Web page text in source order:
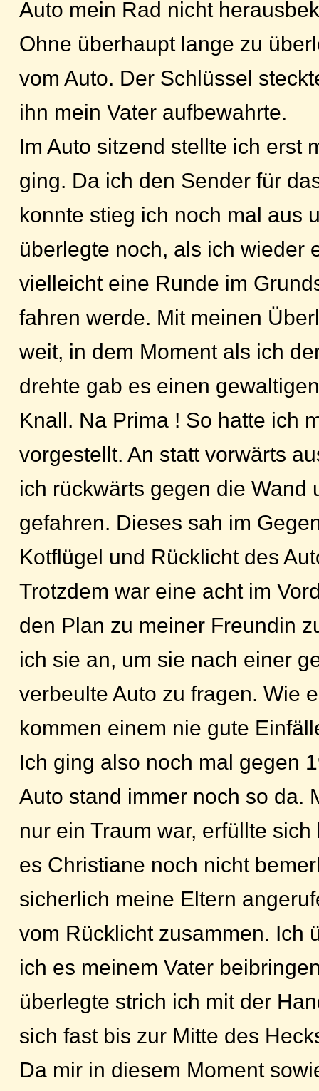
Auto mein Rad nicht
Ohne überhaupt lange zu
vom Auto. Der Schlüssel
ihn mein Vater aufbewahrte.
Im Auto sitzend stellte ich erst
ging. Da ich den Sender für
konnte stieg ich noch mal aus
überlegte noch, als ich wieder
vielleicht eine Runde im
fahren werde. Mit meinen
weit, in dem Moment als ich
drehte gab es einen
Knall. Na Prima ! So hatte ich
vorgestellt. An statt vorwärts
ich rückwärts gegen die Wand
gefahren. Dieses sah im
Kotflügel und Rücklicht des
Trotzdem war eine acht im
den Plan zu meiner Freundin
ich sie an, um sie nach einer
verbeulte Auto zu fragen. Wie
kommen einem nie gute
Ich ging also noch mal gegen
Auto stand immer noch so da.
nur ein Traum war, erfüllte
es Christiane noch nicht
sicherlich meine Eltern
vom Rücklicht zusammen. Ich
ich es meinem Vater
überlegte strich ich mit der
sich fast bis zur Mitte des
Da mir in diesem Moment